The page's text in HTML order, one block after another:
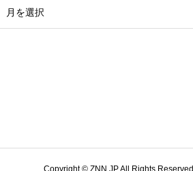
月を選択
Copyright © ZNN.JP All Rights Reserved.